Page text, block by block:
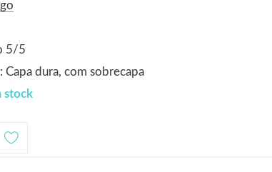
5/5
Capa dura, com sobrecapa
stock